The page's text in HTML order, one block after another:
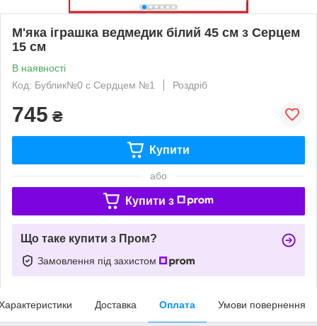
М'яка іграшка ведмедик білий 45 см з Серцем
15 см
В наявності
Код: Бублик№0 с Сердцем №1
Роздріб
745 ₴
Купити
або
Купити з
Що таке купити з Пром?
Замовлення під захистом
Доставка Оплата Умови повернення